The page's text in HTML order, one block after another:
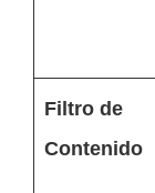
Filtro de
Contenido